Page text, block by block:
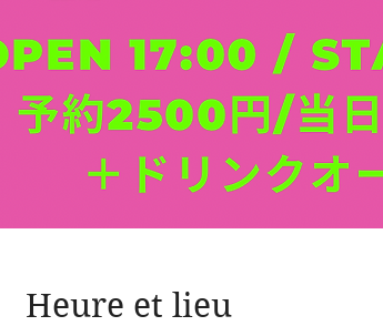
Heure et lieu